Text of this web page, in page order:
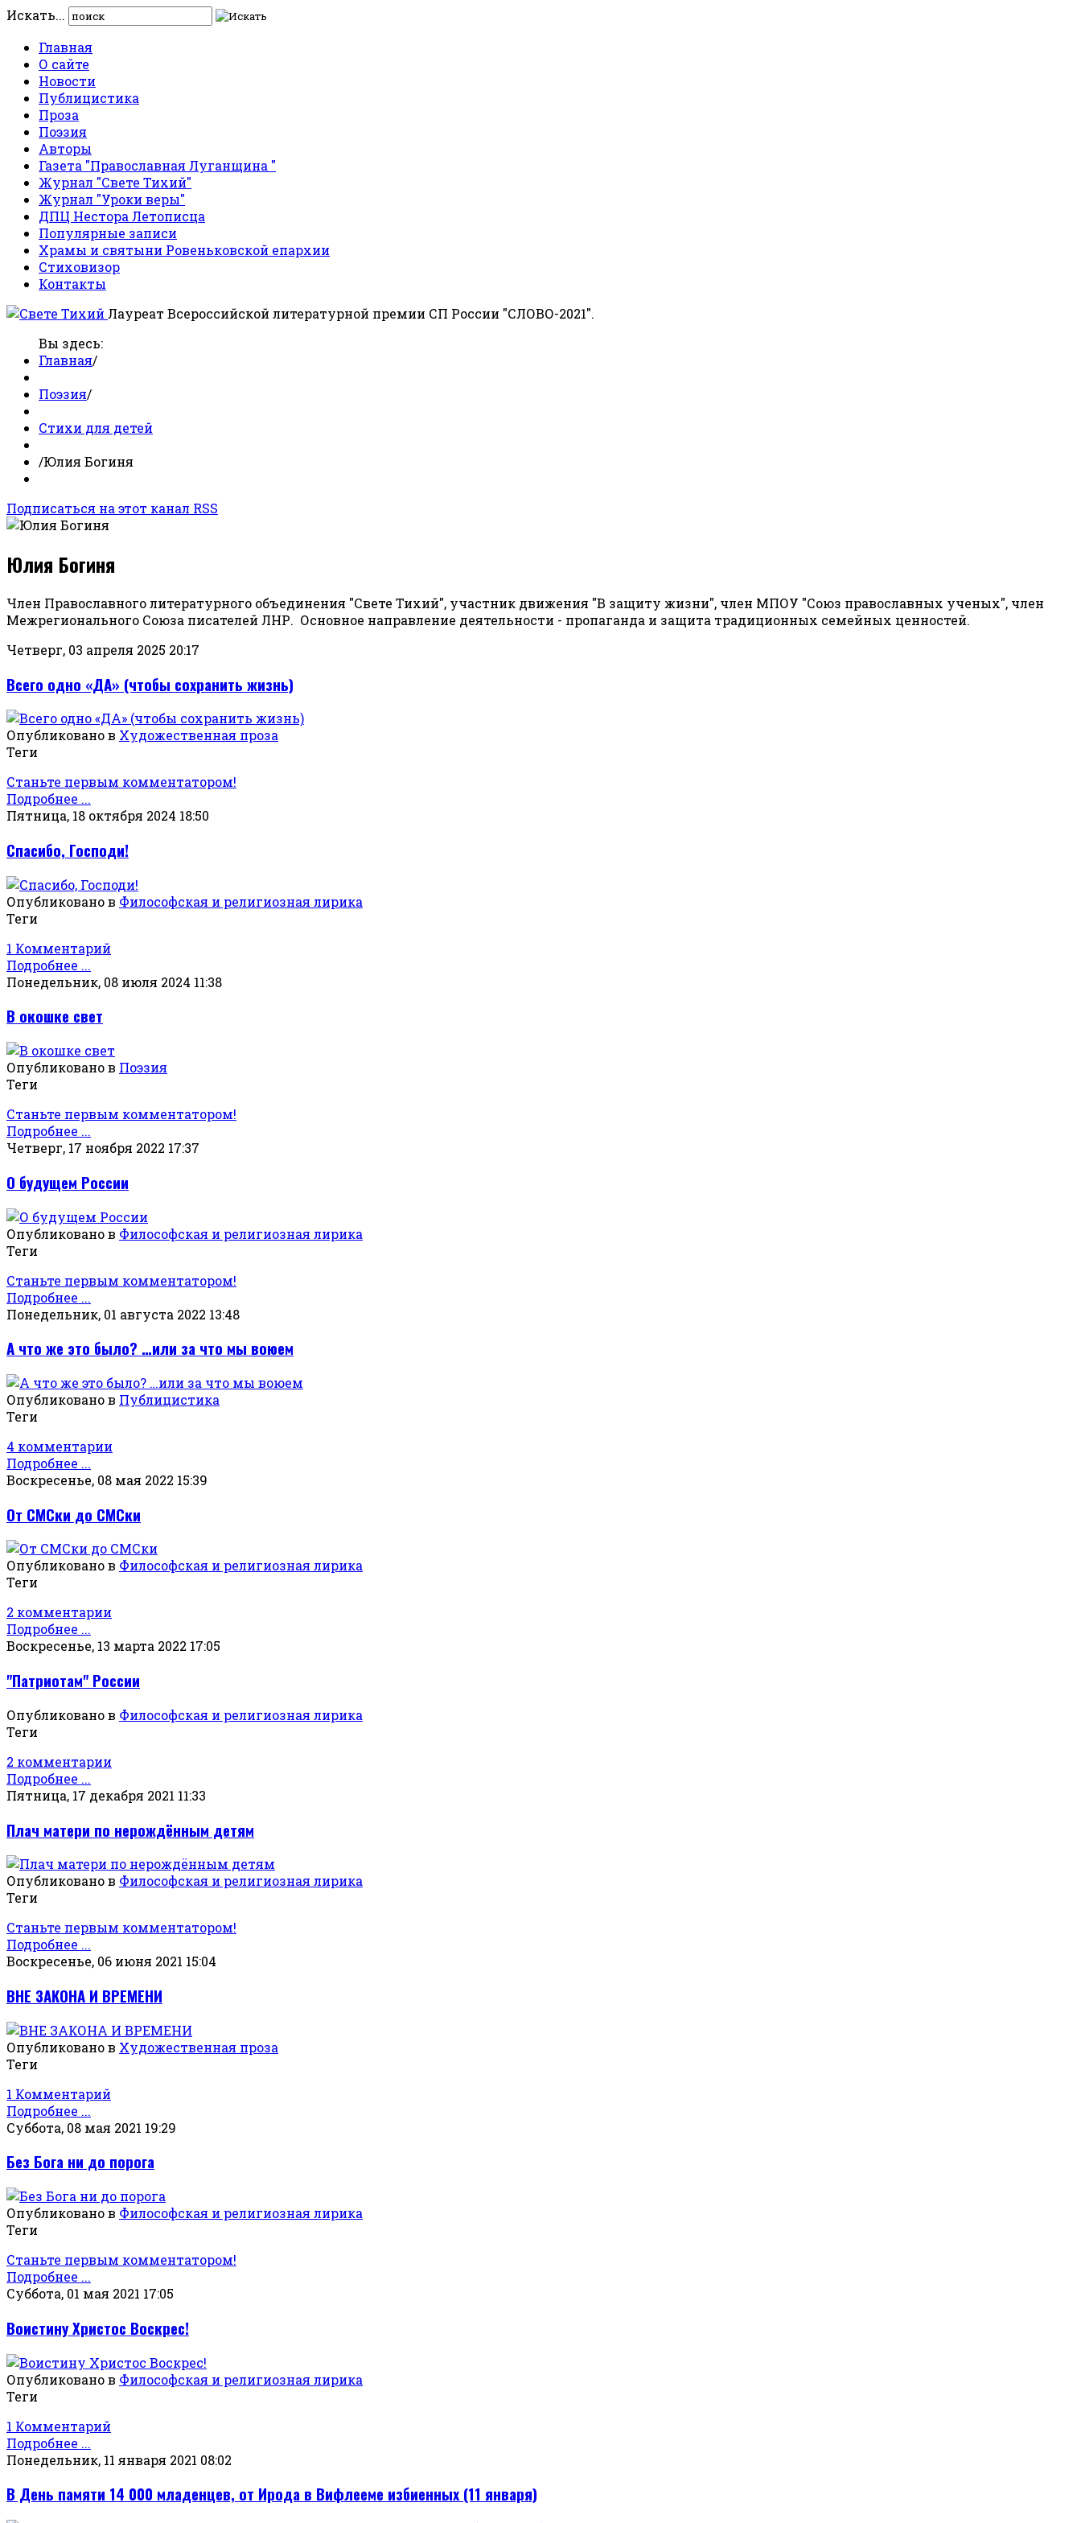
Искать...
Главная
О сайте
Новости
Публицистика
Проза
Поэзия
Авторы
Газета "Православная Луганщина "
Журнал "Свете Тихий"
Журнал "Уроки веры"
ДПЦ Нестора Летописца
Популярные записи
Храмы и святыни Ровеньковской епархии
Стиховизор
Контакты
Лауреат Всероссийской литературной премии СП России "СЛОВО-2021".
Вы здесь:
Главная/
Поэзия/
Стихи для детей
/Юлия Богиня
Подписаться на этот канал RSS
Юлия Богиня
Член Православного литературного объединения "Свете Тихий", участник движения "В защиту жизни", член МПОУ "Союз православных ученых", член
Межрегионального Союза писателей ЛНР. Основное направление деятельности - пропаганда и защита традиционных семейных ценностей.
Четверг, 03 апреля 2025 20:17
Всего одно «ДА» (чтобы сохранить жизнь)
Опубликовано в Художественная проза
Теги
Станьте первым комментатором!
Подробнее ...
Пятница, 18 октября 2024 18:50
Спасибо, Господи!
Опубликовано в Философская и религиозная лирика
Теги
1 Комментарий
Подробнее ...
Понедельник, 08 июля 2024 11:38
В окошке свет
Опубликовано в Поэзия
Теги
Станьте первым комментатором!
Подробнее ...
Четверг, 17 ноября 2022 17:37
О будущем России
Опубликовано в Философская и религиозная лирика
Теги
Станьте первым комментатором!
Подробнее ...
Понедельник, 01 августа 2022 13:48
А что же это было? …или за что мы воюем
Опубликовано в Публицистика
Теги
4 комментарии
Подробнее ...
Воскресенье, 08 мая 2022 15:39
От СМСки до СМСки
Опубликовано в Философская и религиозная лирика
Теги
2 комментарии
Подробнее ...
Воскресенье, 13 марта 2022 17:05
"Патриотам" России
Опубликовано в Философская и религиозная лирика
Теги
2 комментарии
Подробнее ...
Пятница, 17 декабря 2021 11:33
Плач матери по нерождённым детям
Опубликовано в Философская и религиозная лирика
Теги
Станьте первым комментатором!
Подробнее ...
Воскресенье, 06 июня 2021 15:04
ВНЕ ЗАКОНА И ВРЕМЕНИ
Опубликовано в Художественная проза
Теги
1 Комментарий
Подробнее ...
Суббота, 08 мая 2021 19:29
Без Бога ни до порога
Опубликовано в Философская и религиозная лирика
Теги
Станьте первым комментатором!
Подробнее ...
Суббота, 01 мая 2021 17:05
Воистину Христос Воскрес!
Опубликовано в Философская и религиозная лирика
Теги
1 Комментарий
Подробнее ...
Понедельник, 11 января 2021 08:02
В День памяти 14 000 младенцев, от Ирода в Вифлееме избиенных (11 января)